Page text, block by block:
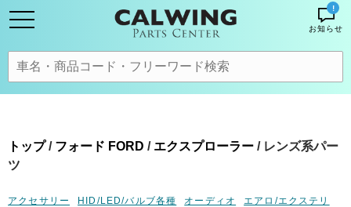
!
お知らせ
トップ/ フォード FORD / エクスプローラー / レンズ系パー
ツ
アクセサリー HID/LED/バルブ各種 オーディオ
エアロ/エクステリ